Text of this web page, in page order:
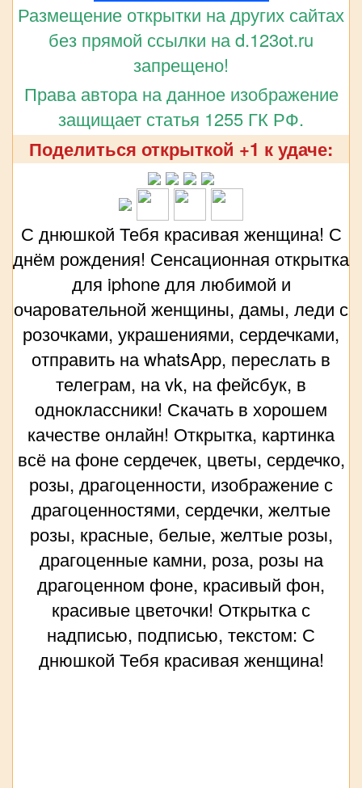
Размещение открытки на других сайтах
без прямой ссылки на d.123ot.ru
запрещено!
Права автора на данное изображение
защищает статья 1255 ГК РФ.
Поделиться открыткой +1 к удаче:
С днюшкой Тебя красивая женщина! С
днём рождения! Сенсационная открытка
для iphone для любимой и
очаровательной женщины, дамы, леди с
розочками, украшениями, сердечками,
отправить на whatsApp, переслать в
телеграм, на vk, на фейсбук, в
одноклассники! Скачать в хорошем
качестве онлайн! Открытка, картинка
всё на фоне сердечек, цветы, сердечко,
розы, драгоценности, изображение с
драгоценностями, сердечки, желтые
розы, красные, белые, желтые розы,
драгоценные камни, роза, розы на
драгоценном фоне, красивый фон,
красивые цветочки! Открытка с
надписью, подписью, текстом: С
днюшкой Тебя красивая женщина!